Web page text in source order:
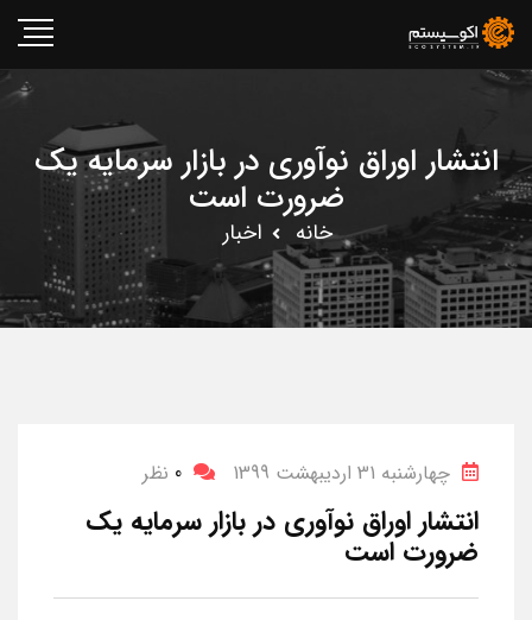
انتشار اوراق نوآوری در بازار سرمایه یک
ضرورت است
خانه اخبار
چهارشنبه 31 اردیبهشت 1399 0 نظر
انتشار اوراق نوآوری در بازار سرمایه یک
ضرورت است